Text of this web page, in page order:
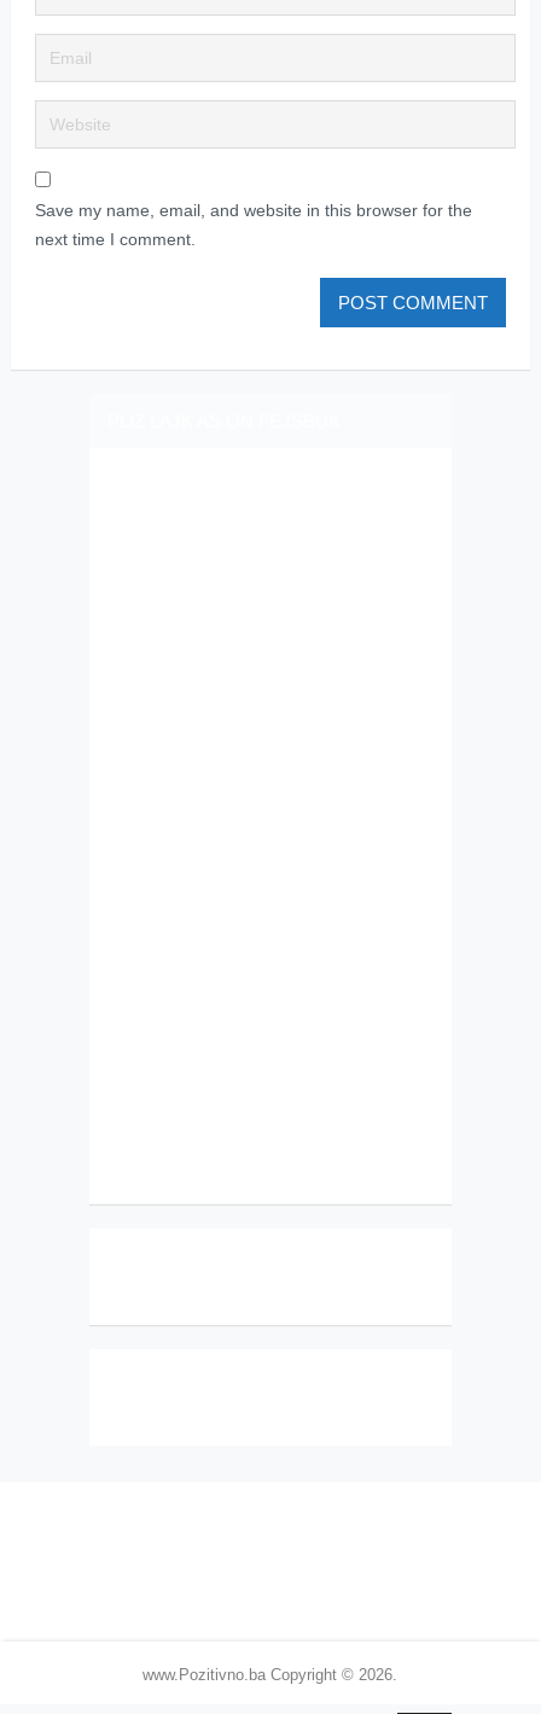
Save my name, email, and website in this browser for the
next time I comment.
www.Pozitivno.ba Copyright © 2026.